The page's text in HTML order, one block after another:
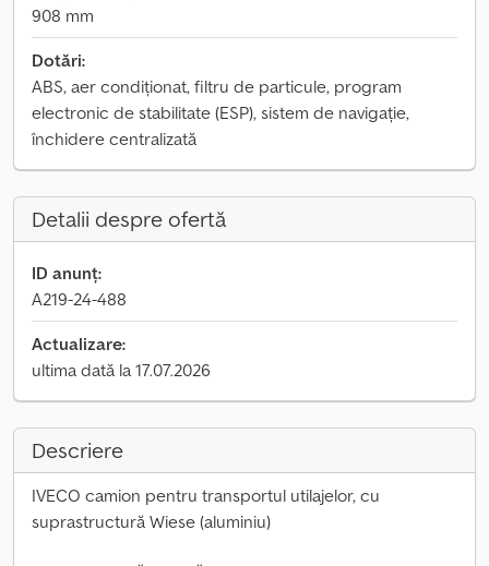
908 mm
Dotări:
ABS, aer condiționat, filtru de particule, program
electronic de stabilitate (ESP), sistem de navigație,
închidere centralizată
Detalii despre ofertă
ID anunț:
A219-24-488
Actualizare:
ultima dată la 17.07.2026
Descriere
IVECO camion pentru transportul utilajelor, cu
suprastructură Wiese (aluminiu)